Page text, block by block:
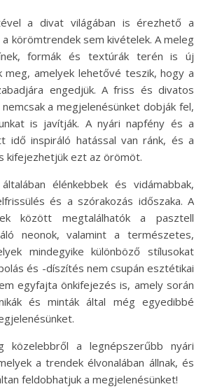
körömtrendek sem kivételek. A meleg
formák és textúrák terén is új
meg, amelyek lehetővé teszik, hogy a
engedjük. A friss és divatos
a megjelenésünket dobják fel,
is javítják. A nyári napfény és a
idő inspiráló hatással van ránk, és a
kifejezhetjük ezt az örömöt.
élénkebbek és vidámabbak,
és a szórakozás időszaka. A
között megtalálhatók a pasztell
neonok, valamint a természetes,
mindegyike különböző stílusokat
és -díszítés nem csupán esztétikai
egyfajta önkifejezés is, amely során
és minták által még egyedibbé
közelebbről a legnépszerűbb nyári
a trendek élvonalában állnak, és
feldobhatjuk a megjelenésünket!